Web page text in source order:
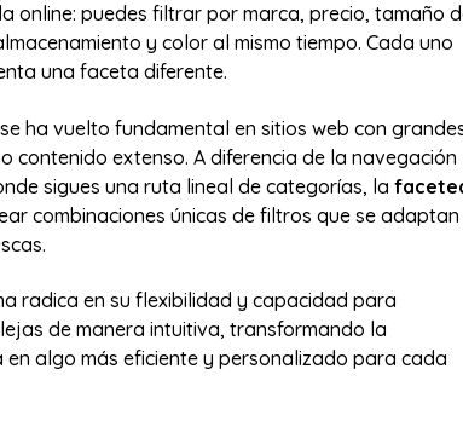
online: puedes filtrar por marca, precio, tamaño
y color al mismo tiempo. Cada uno
una faceta diferente.
ha vuelto fundamental en sitios web con
contenido extenso. A diferencia de la navegación
sigues una ruta lineal de categorías, la
combinaciones únicas de filtros que se adaptan
radica en su flexibilidad y capacidad para
de manera intuitiva, transformando la
en algo más eficiente y personalizado para cada